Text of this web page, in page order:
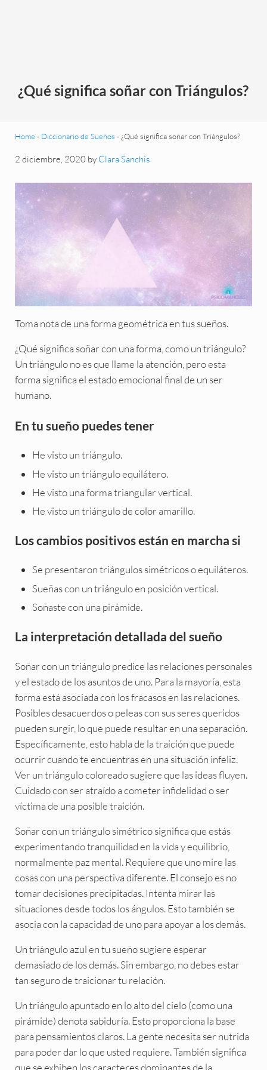
¿Qué significa soñar con Triángulos?
Home - Diccionario de Sueños -¿Qué significa soñar con Triángulos?
2 diciembre, 2020 by Clara Sanchís
Toma nota de una forma geométrica en tus sueños.
¿Qué significa soñar con una forma, como un triángulo?
Un triángulo no es que llame la atención, pero esta
forma significa el estado emocional final de un ser
humano.
En tu sueño puedes tener
He visto un triángulo.
He visto un triángulo equilátero.
He visto una forma triangular vertical.
He visto un triángulo de color amarillo.
Los cambios positivos están en marcha si
Se presentaron triángulos simétricos o equiláteros.
Sueñas con un triángulo en posición vertical.
Soñaste con una pirámide.
La interpretación detallada del sueño
Soñar con un triángulo predice las relaciones personales
y el estado de los asuntos de uno. Para la mayoría, esta
forma está asociada con los fracasos en las relaciones.
Posibles desacuerdos o peleas con sus seres queridos
pueden surgir, lo que puede resultar en una separación.
Específicamente, esto habla de la traición que puede
ocurrir cuando te encuentras en una situación infeliz.
Ver un triángulo coloreado sugiere que las ideas fluyen.
Cuidado con ser atraído a cometer infidelidad o ser
víctima de una posible traición.
Soñar con un triángulo simétrico significa que estás
experimentando tranquilidad en la vida y equilibrio,
normalmente paz mental. Requiere que uno mire las
cosas con una perspectiva diferente. El consejo es no
tomar decisiones precipitadas. Intenta mirar las
situaciones desde todos los ángulos. Esto también se
asocia con la capacidad de uno para apoyar a los demás.
Un triángulo azul en tu sueño sugiere esperar
demasiado de los demás. Sin embargo, no debes estar
tan seguro de traicionar tu relación.
Un triángulo apuntado en lo alto del cielo (como una
pirámide) denota sabiduría. Esto proporciona la base
para pensamientos claros. La gente necesita ser nutrida
para poder dar lo que usted requiere. También significa
que se exhiben los caracteres dominantes de la